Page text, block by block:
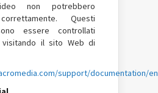
non potrebbero
Questi
essere controllati
visitando il sito Web di
support/documentation/